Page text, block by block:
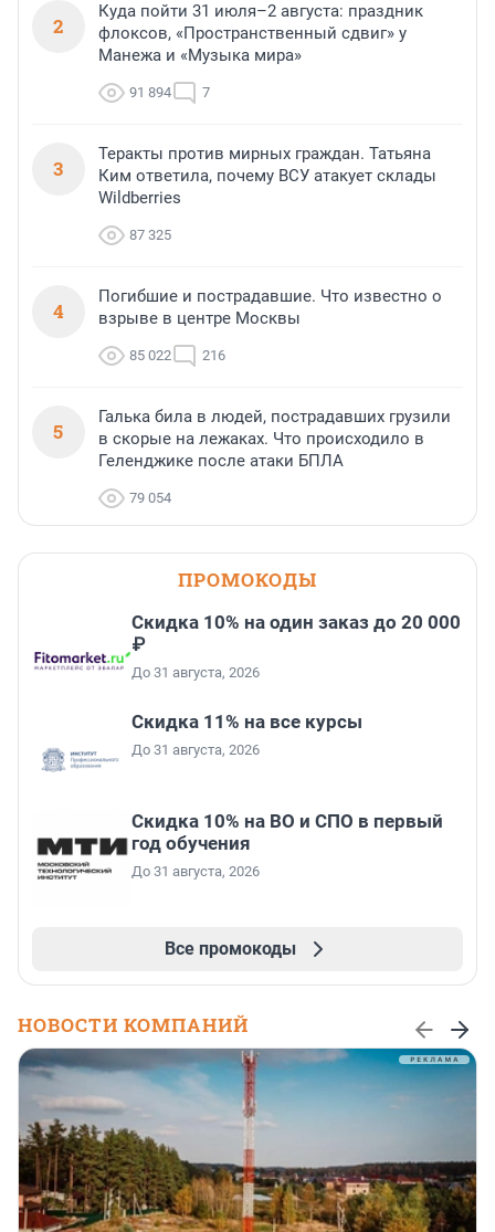
2
Куда пойти 31 июля–2 августа: праздник
флоксов, «Пространственный сдвиг» у
Манежа и «Музыка мира»
91 894 7
3
Теракты против мирных граждан. Татьяна
Ким ответила, почему ВСУ атакует склады
Wildberries
87 325
4
Погибшие и пострадавшие. Что известно о
взрыве в центре Москвы
85 022 216
5
Галька била в людей, пострадавших грузили
в скорые на лежаках. Что происходило в
Геленджике после атаки БПЛА
79 054
ПРОМОКОДЫ
Скидка 10% на один заказ до 20 000
₽
До 31 августа, 2026
Скидка 11% на все курсы
До 31 августа, 2026
Скидка 10% на ВО и СПО в первый
год обучения
До 31 августа, 2026
Все промокоды
НОВОСТИ КОМПАНИЙ